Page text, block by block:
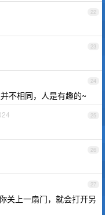
22
23
24
不相同，人是有趣的~
25
26
27
关上一扇门，就会打开另